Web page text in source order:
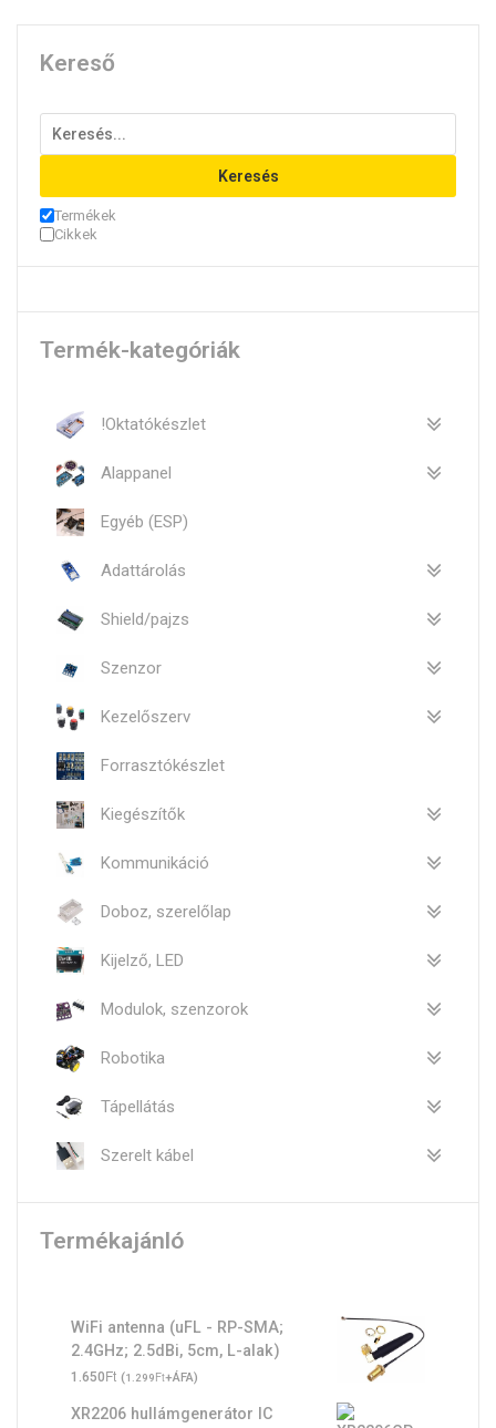
Kereső
Keresés
Termékek
Cikkek
Termék-kategóriák
!Oktatókészlet
Alappanel
Egyéb (ESP)
Adattárolás
Shield/pajzs
Szenzor
Kezelőszerv
Forrasztókészlet
Kiegészítők
Kommunikáció
Doboz, szerelőlap
Kijelző, LED
Modulok, szenzorok
Robotika
Tápellátás
Szerelt kábel
Termékajánló
WiFi antenna (uFL - RP-SMA;
2.4GHz; 2.5dBi, 5cm, L-alak)
1.650Ft (1.299Ft+ÁFA)
XR2206 hullámgenerátor IC